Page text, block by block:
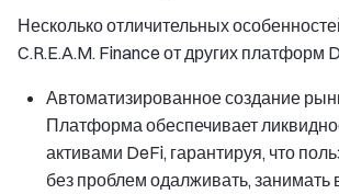
Несколько отличительных
C.R.E.A.M. Finance от других платформ
Автоматизированное создание
Платформа обеспечивает
активами DeFi, гарантируя, что
без проблем одалживать, занимать